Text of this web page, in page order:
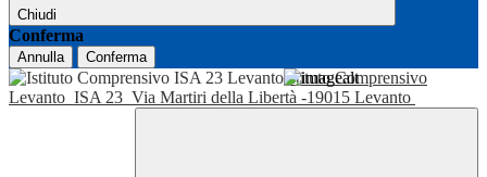
Chiudi
Conferma
Annulla Conferma
Istituto Comprensivo
Levanto ISA 23 Via Martiri della Libertà -19015 Levanto